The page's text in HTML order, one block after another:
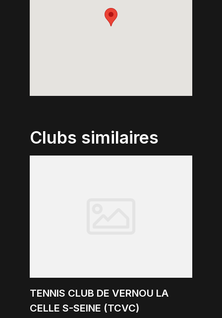
Clubs similaires
TENNIS CLUB DE VERNOU LA
CELLE S-SEINE (TCVC)